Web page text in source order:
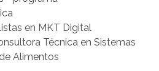
en MKT Digital
Técnica en Sistemas
Alimentos